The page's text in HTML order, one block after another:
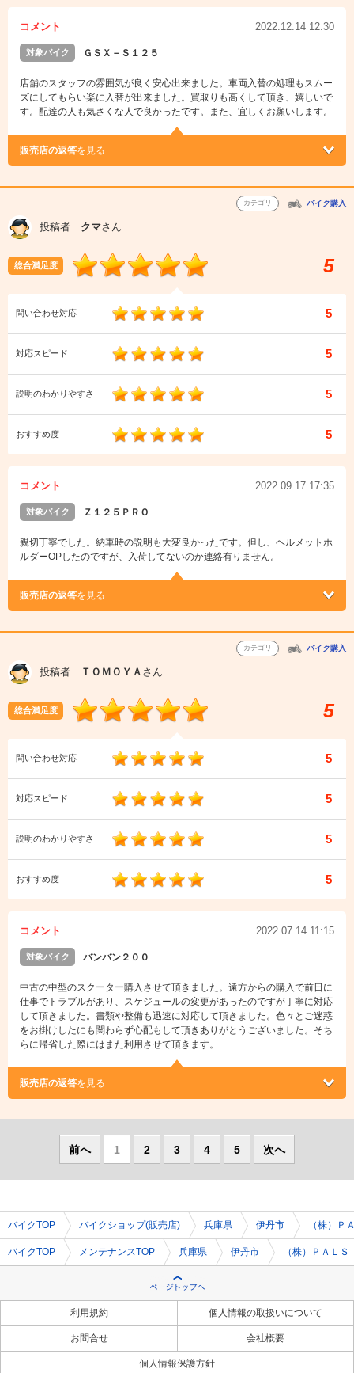
コメント 2022.12.14 12:30
対象バイク ＧＳＸ－Ｓ１２５
店舗のスタッフの雰囲気が良く安心出来ました。車両入替の処理もスムー
ズにしてもらい楽に入替が出来ました。買取りも高くして頂き、嬉しいで
す。配達の人も気さくな人で良かったです。また、宜しくお願いします。
販売店の返答を見る
カテゴリ バイク購入
投稿者 クマさん
総合満足度 5
問い合わせ対応 5
対応スピード 5
説明のわかりやすさ 5
おすすめ度 5
コメント 2022.09.17 17:35
対象バイク Ｚ１２５ＰＲＯ
親切丁寧でした。納車時の説明も大変良かったです。但し、ヘルメットホ
ルダーOPしたのですが、入荷してないのか連絡有りません。
販売店の返答を見る
カテゴリ バイク購入
投稿者 ＴＯＭＯＹＡ さん
総合満足度 5
問い合わせ対応 5
対応スピード 5
説明のわかりやすさ 5
おすすめ度 5
コメント 2022.07.14 11:15
対象バイク バンバン２００
中古の中型のスクーター購入させて頂きました。遠方からの購入で前日に
仕事でトラブルがあり、スケジュールの変更があったのですが丁寧に対応
して頂きました。書類や整備も迅速に対応して頂きました。色々とご迷惑
をお掛けしたにも関わらず心配もして頂きありがとうございました。そち
らに帰省した際にはまた利用させて頂きます。
販売店の返答を見る
前へ 1 2 3 4 5 次へ
バイクTOP バイクショップ(販売店) 兵庫県 伊丹市 （株）
バイクTOP メンテナンスTOP 兵庫県 伊丹市 （株）ＰＡＬ
利用規約 個人情報の取扱いについて
お問合せ 会社概要
個人情報保護方針